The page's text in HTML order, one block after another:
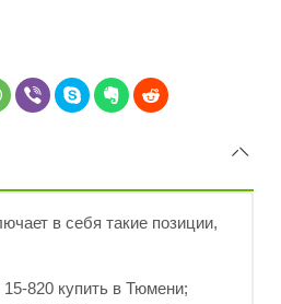
в себя такие позиции,
820 купить в Тюмени;